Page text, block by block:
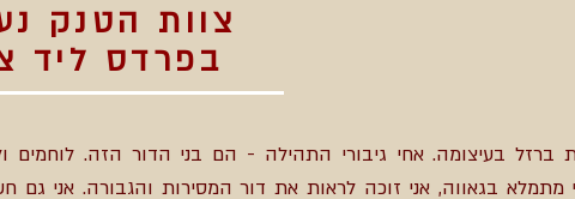
צוות הטנק
בפרדס ליד
ברזל בעיצומה. אחי גיבורי התהילה - הם בני הדור הזה. לוחמים